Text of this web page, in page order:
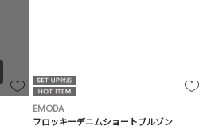
EMODA
フロッキーデニムショートブルゾン